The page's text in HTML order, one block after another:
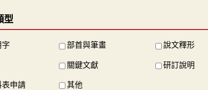
型
字 部首與筆畫 說文釋形
關鍵文獻 研訂說明
表申請 其他